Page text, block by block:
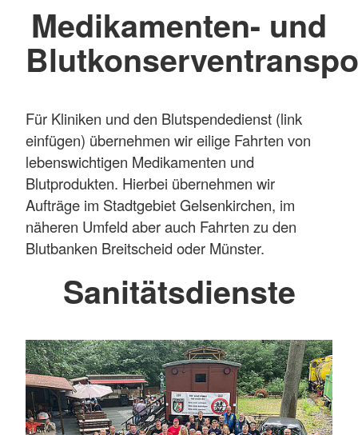
Medikamenten- und
Für Kliniken und den Blutspendedienst (link
einfügen) übernehmen wir eilige Fahrten von
lebenswichtigen Medikamenten und
Blutprodukten. Hierbei übernehmen wir
Aufträge im Stadtgebiet Gelsenkirchen, im
näheren Umfeld aber auch Fahrten zu den
Blutbanken Breitscheid oder Münster.
Sanitätsdienste